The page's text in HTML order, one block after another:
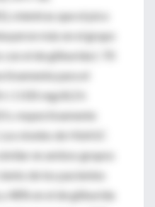
mientras que el pico
más en el grupo
el de gliburida (-70
para el
1 035 mg/dl.2 h
h, respectivamente
niveles de HbA1C
en ambos grupos
de los pacientes
48% en el de gliburida